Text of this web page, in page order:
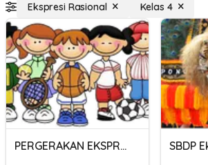
Ekspresi Rasional Kelas 4
PERGERAKAN EKSPRES SBDP